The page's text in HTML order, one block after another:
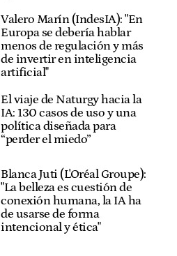
Valero Marín (IndesIA): "En
Europa se debería hablar
menos de regulación y más
de invertir en inteligencia
artificial"
El viaje de Naturgy hacia la
IA: 130 casos de uso y una
política diseñada para
“perder el miedo”
Blanca Juti (L'Oréal Groupe):
"La belleza es cuestión de
conexión humana, la IA ha
de usarse de forma
intencional y ética"